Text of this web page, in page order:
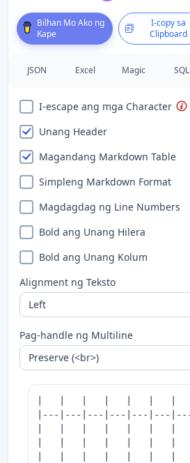
Bilhan Mo Ako ng
Kape
I-copy sa
Clipboard
JSON Excel Magic SQL
I-escape ang mga Character
Unang Header
Magandang Markdown Table
Simpleng Markdown Format
Magdagdag ng Line Numbers
Bold ang Unang Hilera
Bold ang Unang Kolum
Alignment ng Teksto
Pag-handle ng Multiline